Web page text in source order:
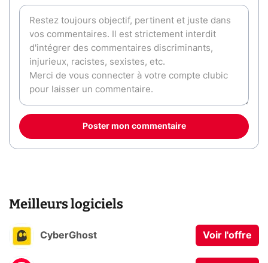
Poster mon commentaire
Meilleurs logiciels
CyberGhost Voir l'offre